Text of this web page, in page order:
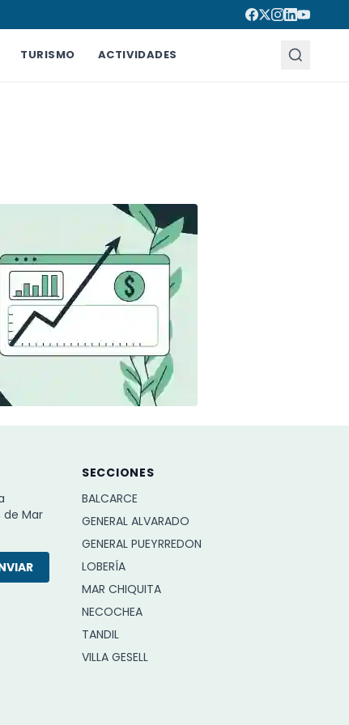
TURISMO ACTIVIDADES
Mar
SECCIONES
BALCARCE
GENERAL ALVARADO
GENERAL PUEYRREDON
LOBERÍA
MAR CHIQUITA
NECOCHEA
TANDIL
VILLA GESELL